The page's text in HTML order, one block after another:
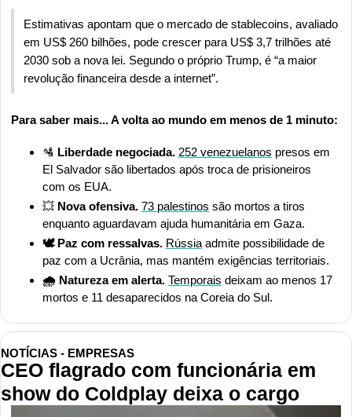
Estimativas apontam que o mercado de stablecoins, avaliado
em US$ 260 bilhões, pode crescer para US$ 3,7 trilhões até
2030 sob a nova lei. Segundo o próprio Trump, é “a maior
revolução financeira desde a internet”.
Para saber mais... A volta ao mundo em menos de 1 minuto:
🛂 Liberdade negociada. 252 venezuelanos presos em
El Salvador são libertados após troca de prisioneiros
com os EUA.
💥 Nova ofensiva. 73 palestinos são mortos a tiros
enquanto aguardavam ajuda humanitária em Gaza.
🕊️ Paz com ressalvas. Rússia admite possibilidade de
paz com a Ucrânia, mas mantém exigências territoriais.
🌧️ Natureza em alerta. Temporais deixam ao menos 17
mortos e 11 desaparecidos na Coreia do Sul.
NOTÍCIAS - EMPRESAS
CEO flagrado com funcionária em
show do Coldplay deixa o cargo